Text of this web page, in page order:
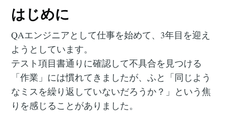
はじめに
QAエンジニアとして仕事を始めて、3年目を迎え
ようとしています。
テスト項目書通りに確認して不具合を見つける
「作業」には慣れてきましたが、ふと「同じよう
なミスを繰り返していないだろうか？」という焦
りを感じることがありました。